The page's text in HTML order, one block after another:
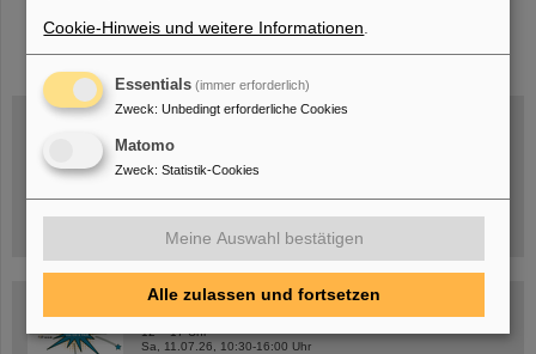
instagramlinkedin youtubehelmholtz.socialfacebook
Mittwoch, 19.08.2026, 14 Uhr
Warum existiert nicht einfach nichts?
SCIENCE POP-UP
geöffnet Di – Fr,
12 – 17 Uhr
Sa, 11.07.26, 10:30-16:00 Uhr
Cookie-Hinweis und weitere Informationen
Essentials (immer erforderlich)
Zweck: Unbedingt erforderliche Cookies
Matomo
Zweck: Statistik-Cookies
Meine Auswahl bestätigen
Alle zulassen und fortsetzen